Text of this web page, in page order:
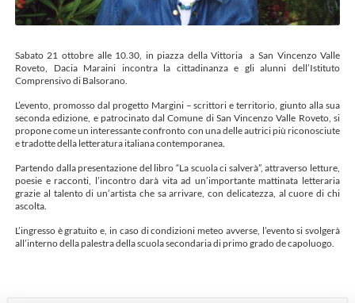
Sabato 21 ottobre alle 10.30, in piazza della Vittoria a San Vincenzo Valle
Roveto, Dacia Maraini incontra la cittadinanza e gli alunni dell’Istituto
Comprensivo di Balsorano.
L’evento, promosso dal progetto Margini – scrittori e territorio, giunto alla sua
seconda edizione, e patrocinato dal Comune di San Vincenzo Valle Roveto, si
propone come un interessante confronto con una delle autrici più riconosciute
e tradotte della letteratura italiana contemporanea.
Partendo dalla presentazione del libro “La scuola ci salverà”, attraverso letture,
poesie e racconti, l’incontro darà vita ad un’importante mattinata letteraria
grazie al talento di un’artista che sa arrivare, con delicatezza, al cuore di chi
ascolta.
L’ingresso è gratuito e, in caso di condizioni meteo avverse, l’evento si svolgerà
all’interno della palestra della scuola secondaria di primo grado de capoluogo.